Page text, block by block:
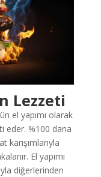
Lezzeti
el yapımı olarak
eder. %100 dana
El yapımı
diğerlerinden